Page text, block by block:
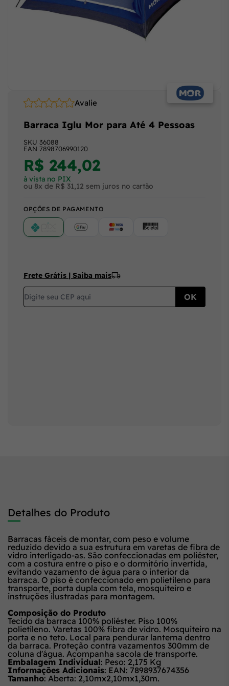
Avalie
SKU 36088
EAN 7898706990120
Barraca Iglu Mor para Até 4 Pessoas
R$ 244,02
à vista no PIX
ou 8x de R$ 31,12 sem juros no cartão
OPÇÕES DE PAGAMENTO
Google Pay (Crédito/Débito)
Cartão Boleto
Frete Grátis | Saiba mais
Detalhes do Produto
Barracas fáceis de montar, com peso e volume
reduzido devido a sua estrutura em varetas de fibra de
vidro interligado-as. São confeccionadas em poliéster,
com a costura entre o piso e o dormitório invertida,
evitando vazamento de água para o interior da
barraca. O piso é confeccionado em polietileno para
transporte, porta dupla com tela, mosquiteiro e
instruções ilustradas para montagem.
Composição do Produto
Tecido da barraca 100% poliéster. Piso 100%
polietileno. Varetas 100% fibra de vidro. Mosquiteiro na
porta e no teto. Local para pendurar lanterna dentro
da barraca. Proteção contra vazamentos 300mm de
coluna d'água. Acompanha sacola de transporte.
Embalagem Individual: Peso: 2,175 Kg
Informações Adicionais: EAN: 7898937674356
Tamanho: Aberta: 2,10mx2,10mx1,30m.